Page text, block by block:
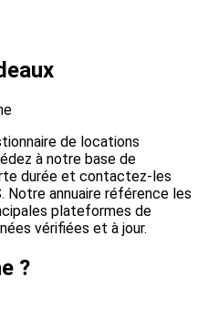
de locations
à notre base de
durée et contactez-les
Notre annuaire référence les
plateformes de
vérifiées et à jour.
?